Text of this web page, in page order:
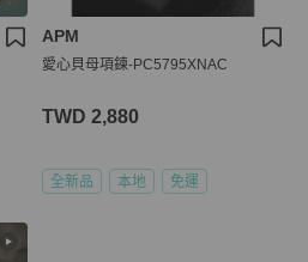
APM
愛心貝母項鍊-PC5795XNAC
TWD 2,880
全新品 本地 免運